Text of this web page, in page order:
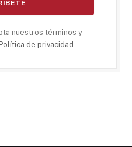
nuestros términos y
Política de privacidad